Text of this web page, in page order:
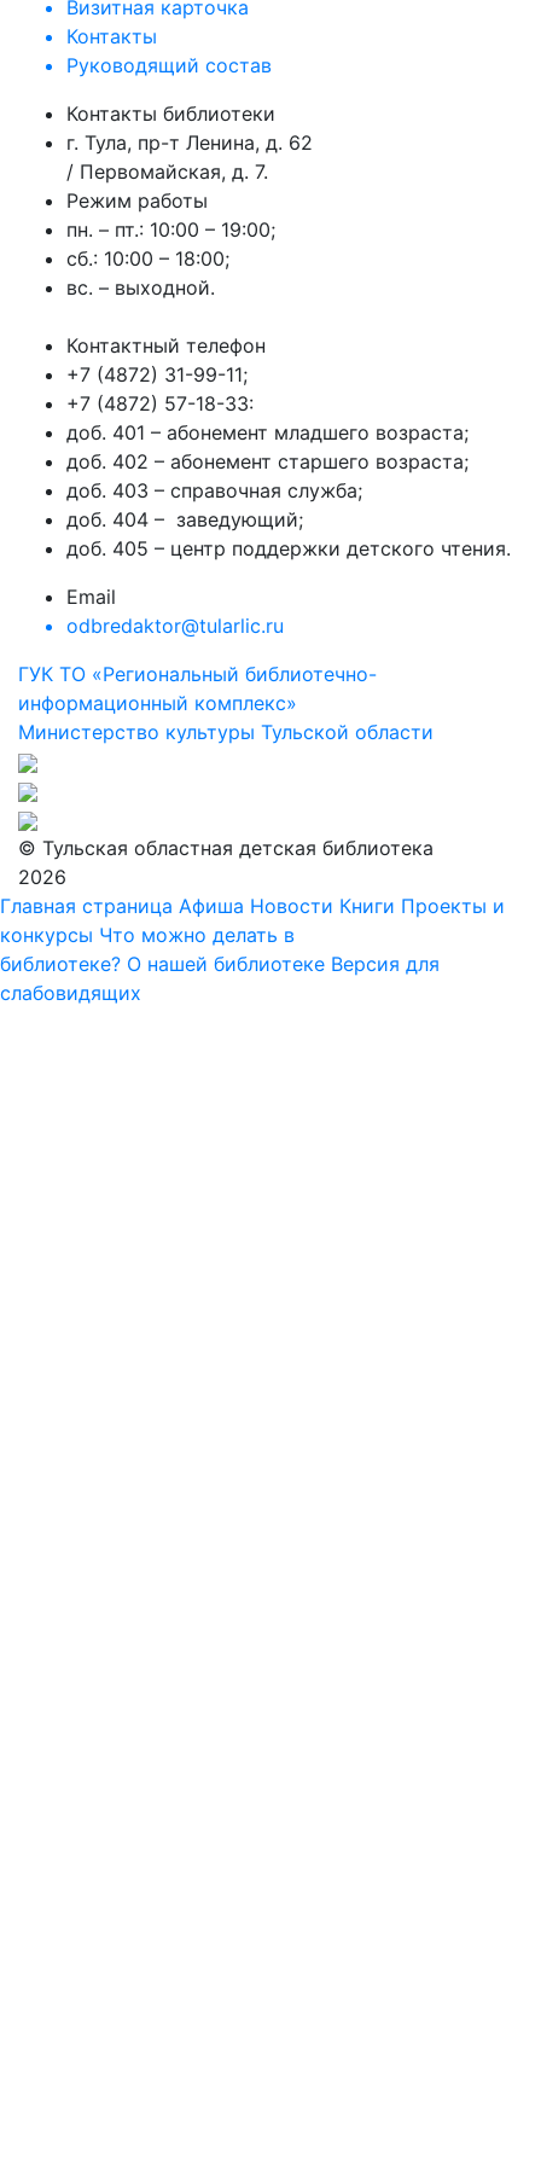
Визитная карточка
Контакты
Руководящий состав
Контакты библиотеки
г. Тула, пр-т Ленина, д. 62
/ Первомайская, д. 7.
Режим работы
пн. – пт.: 10:00 – 19:00;
сб.: 10:00 – 18:00;
вс. – выходной.
Контактный телефон
+7 (4872) 31-99-11;
+7 (4872) 57-18-33:
доб. 401 – абонемент младшего возраста;
доб. 402 – абонемент старшего возраста;
доб. 403 – справочная служба;
доб. 404 – заведующий;
доб. 405 – центр поддержки детского чтения.
Email
odbredaktor@tularlic.ru
ГУК ТО «Региональный библиотечно-
информационный комплекс»
Министерство культуры Тульской области
© Тульская областная детская библиотека
2026
Главная страница Афиша Новости Книги Проекты и
конкурсы Что можно делать в
библиотеке? О нашей библиотеке Версия для
слабовидящих